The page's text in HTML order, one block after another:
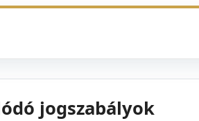
jogszabályok